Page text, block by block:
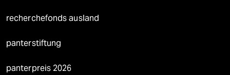
recherchefonds ausland
panterstiftung
panterpreis 2026